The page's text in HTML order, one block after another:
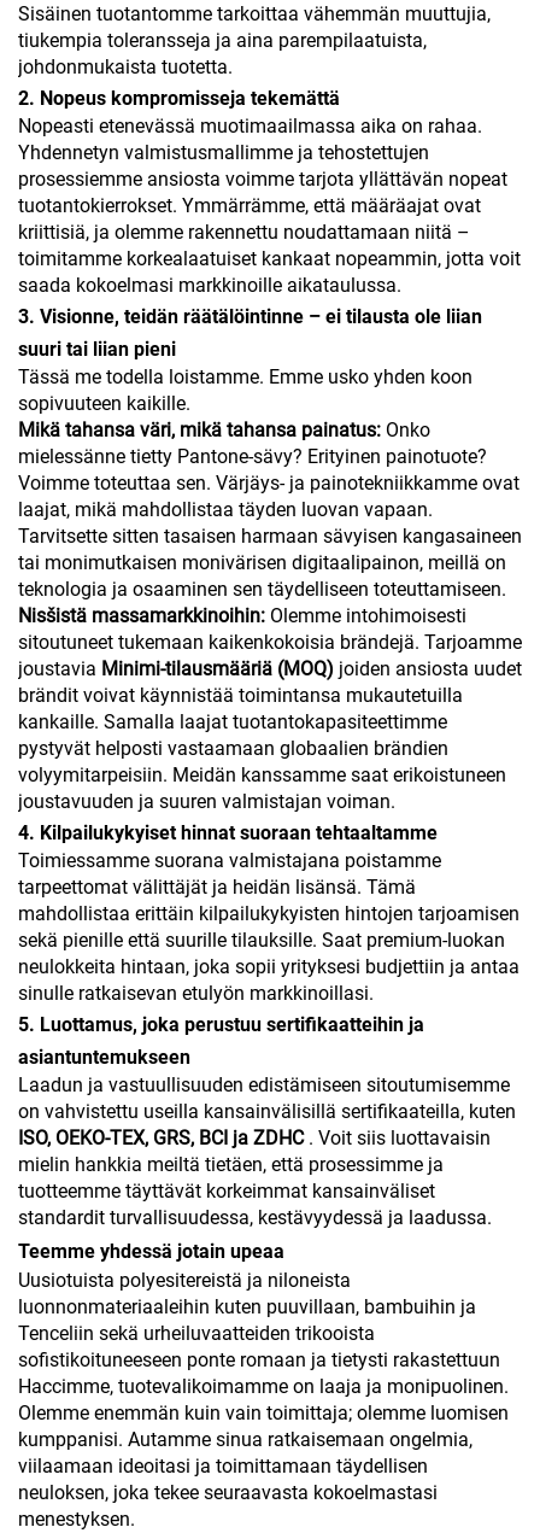
Sisäinen tuotantomme tarkoittaa vähemmän muuttujia,
tiukempia toleransseja ja aina parempilaatuista,
johdonmukaista tuotetta.
2. Nopeus kompromisseja tekemättä
Nopeasti etenevässä muotimaailmassa aika on rahaa.
Yhdennetyn valmistusmallimme ja tehostettujen
prosessiemme ansiosta voimme tarjota yllättävän nopeat
tuotantokierrokset. Ymmärrämme, että määräajat ovat
kriittisiä, ja olemme rakennettu noudattamaan niitä –
toimitamme korkealaatuiset kankaat nopeammin, jotta voit
saada kokoelmasi markkinoille aikataulussa.
3. Visionne, teidän räätälöintinne – ei tilausta ole liian
suuri tai liian pieni
Tässä me todella loistamme. Emme usko yhden koon
sopivuuteen kaikille.
Mikä tahansa väri, mikä tahansa painatus: Onko
mielessänne tietty Pantone-sävy? Erityinen painotuote?
Voimme toteuttaa sen. Värjäys- ja painotekniikkamme ovat
laajat, mikä mahdollistaa täyden luovan vapaan.
Tarvitsette sitten tasaisen harmaan sävyisen kangasaineen
tai monimutkaisen monivärisen digitaalipainon, meillä on
teknologia ja osaaminen sen täydelliseen toteuttamiseen.
Nisšistä massamarkkinoihin: Olemme intohimoisesti
sitoutuneet tukemaan kaikenkokoisia brändejä. Tarjoamme
joustavia Minimi-tilausmääriä (MOQ) joiden ansiosta uudet
brändit voivat käynnistää toimintansa mukautetuilla
kankaille. Samalla laajat tuotantokapasiteettimme
pystyvät helposti vastaamaan globaalien brändien
volyymitarpeisiin. Meidän kanssamme saat erikoistuneen
joustavuuden ja suuren valmistajan voiman.
4. Kilpailukykyiset hinnat suoraan tehtaaltamme
Toimiessamme suorana valmistajana poistamme
tarpeettomat välittäjät ja heidän lisänsä. Tämä
mahdollistaa erittäin kilpailukykyisten hintojen tarjoamisen
sekä pienille että suurille tilauksille. Saat premium-luokan
neulokkeita hintaan, joka sopii yrityksesi budjettiin ja antaa
sinulle ratkaisevan etulyön markkinoillasi.
5. Luottamus, joka perustuu sertifikaatteihin ja
asiantuntemukseen
Laadun ja vastuullisuuden edistämiseen sitoutumisemme
on vahvistettu useilla kansainvälisillä sertifikaateilla, kuten
ISO, OEKO-TEX, GRS, BCI ja ZDHC . Voit siis luottavaisin
mielin hankkia meiltä tietäen, että prosessimme ja
tuotteemme täyttävät korkeimmat kansainväliset
standardit turvallisuudessa, kestävyydessä ja laadussa.
Teemme yhdessä jotain upeaa
Uusiotuista polyesitereistä ja niloneista
luonnonmateriaaleihin kuten puuvillaan, bambuihin ja
Tenceliin sekä urheiluvaatteiden trikooista
sofistikoituneeseen ponte romaan ja tietysti rakastettuun
Haccimme, tuotevalikoimamme on laaja ja monipuolinen.
Olemme enemmän kuin vain toimittaja; olemme luomisen
kumppanisi. Autamme sinua ratkaisemaan ongelmia,
viilaamaan ideoitasi ja toimittamaan täydellisen
neuloksen, joka tekee seuraavasta kokoelmastasi
menestyksen.